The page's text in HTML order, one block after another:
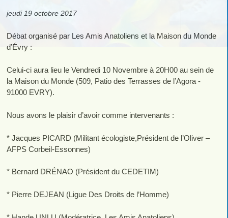
jeudi 19 octobre 2017
Débat organisé par Les Amis Anatoliens et la Maison du Monde
d’Évry :
Celui-ci aura lieu le Vendredi 10 Novembre à 20H00 au sein de
la Maison du Monde (509, Patio des Terrasses de l’Agora -
91000 EVRY).
Nous avons le plaisir d’avoir comme intervenants :
* Jacques PICARD (Militant écologiste,Président de l’Oliver –
AFPS Corbeil-Essonnes)
* Bernard DRÉNAO (Président du CEDETIM)
* Pierre DEJEAN (Ligue Des Droits de l’Homme)